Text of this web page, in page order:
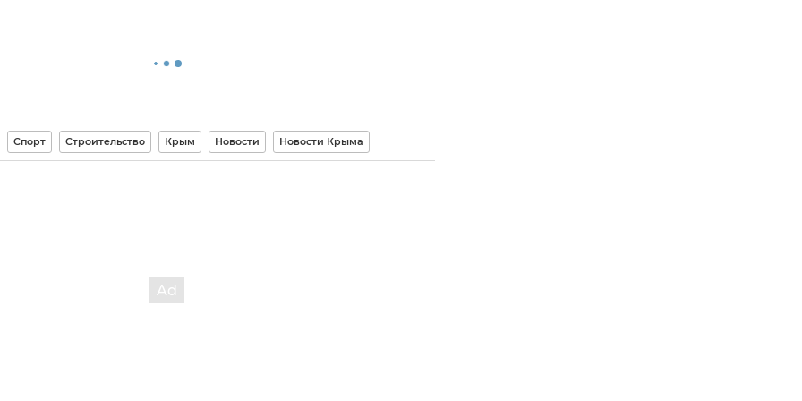
Спорт Строительство Крым Новости Новости Крыма